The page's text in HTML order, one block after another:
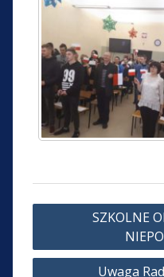
Nawigacja
SZKOLNE
Uwaga